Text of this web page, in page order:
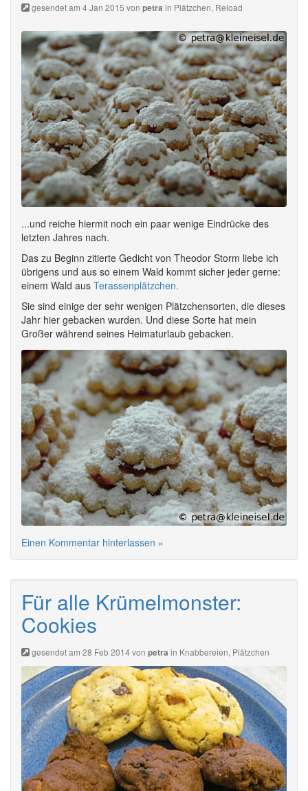
gesendet am 4 Jan 2015 von petra in Plätzchen, Reload
...und reiche hiermit noch ein paar wenige Eindrücke des
letzten Jahres nach.
Das zu Beginn zitierte Gedicht von Theodor Storm liebe ich
übrigens und aus so einem Wald kommt sicher jeder gerne:
einem Wald aus Terassenplätzchen.
Sie sind einige der sehr wenigen Plätzchensorten, die dieses
Jahr hier gebacken wurden. Und diese Sorte hat mein
Großer während seines Heimaturlaub gebacken.
Einen Kommentar hinterlassen »
Für alle Krümelmonster:
Cookies
gesendet am 28 Feb 2014 von petra in Knabbereien, Plätzchen